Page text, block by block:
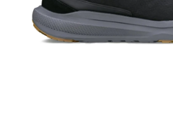
NOVÝ IMPORT